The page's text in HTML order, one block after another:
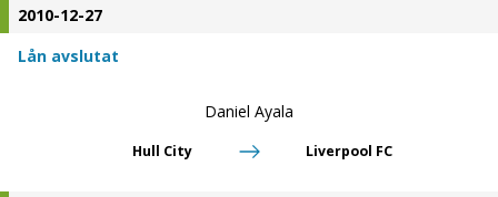
2010-12-27
Lån avslutat
Daniel Ayala
Hull City Liverpool FC